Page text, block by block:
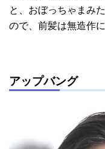
と、おぼっちゃまみ
ので、前髪は無造作
アップバング